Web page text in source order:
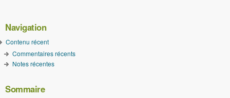
Navigation
Contenu récent
Commentaires récents
Notes récentes
Sommaire